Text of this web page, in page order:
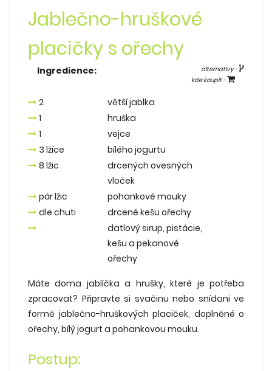
Jablečno-hruškové
placičky s ořechy
Ingredience:
alternativy -
kde koupit -
2
větší jablka
1
hruška
1
vejce
3 lžíce
bílého jogurtu
8 lžic
drcených ovesných
vloček
pár lžic
pohankové mouky
dle chuti
drcené kešu ořechy
datlový sirup, pistácie,
kešu a pekanové
ořechy
Máte doma jablíčka a hrušky, které je potřeba
zpracovat? Připravte si svačinu nebo snídani ve
formě jablečno-hruškových placiček, doplněné o
ořechy, bílý jogurt a pohankovou mouku.
Postup: